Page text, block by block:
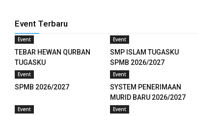
Event Terbaru
Event
TEBAR HEWAN QURBAN
TUGASKU
Event
SMP ISLAM TUGASKU
SPMB 2026/2027
Event
SPMB 2026/2027
Event
SYSTEM PENERIMAAN
MURID BARU 2026/2027
Event Event